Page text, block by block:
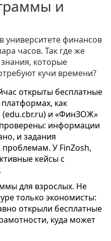
и
университете финансов
часов. Так где же
которые
кучи времени?
открыты бесплатные
как
(edu.cbr.ru) и «ФинЗОЖ»
информации
и задания
У FinZosh,
кейсы с
для взрослых. Не
только экономисты:
открыли бесплатные
куда может